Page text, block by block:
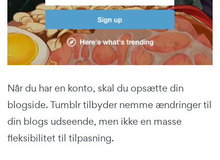
Når du har en konto, skal du opsætte din
blogside. Tumblr tilbyder nemme ændringer til
din blogs udseende, men ikke en masse
fleksibilitet til tilpasning.